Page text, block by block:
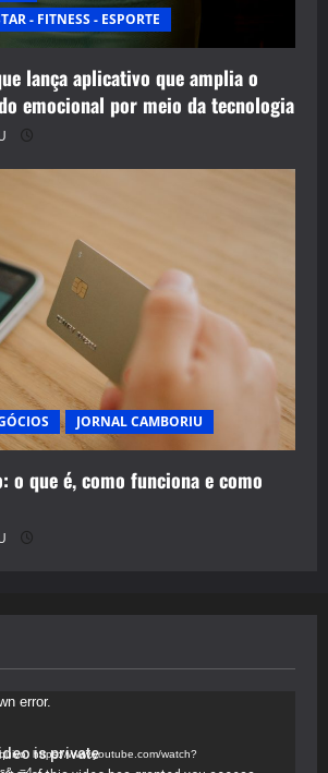
- FITNESS - ESPORTE
lança aplicativo que amplia o
emocional por meio da tecnologia
JORNAL CAMBORIU
o que é, como funciona e como
error.
https://www.youtube.com/watch?